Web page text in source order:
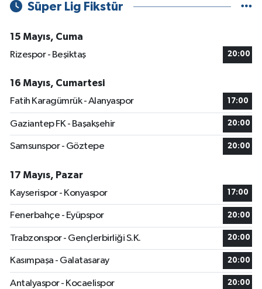
Süper Lig Fikstür
15 Mayıs, Cuma
Rizespor - Beşiktaş
20:00
16 Mayıs, Cumartesi
Fatih Karagümrük - Alanyaspor
17:00
Gaziantep FK - Başakşehir 20:00
Samsunspor - Göztepe 20:00
17 Mayıs, Pazar
Kayserispor - Konyaspor
17:00
Fenerbahçe - Eyüpspor 20:00
Trabzonspor - Gençlerbirliği S.K. 20:00
Kasımpaşa - Galatasaray 20:00
Antalyaspor - Kocaelispor 20:00